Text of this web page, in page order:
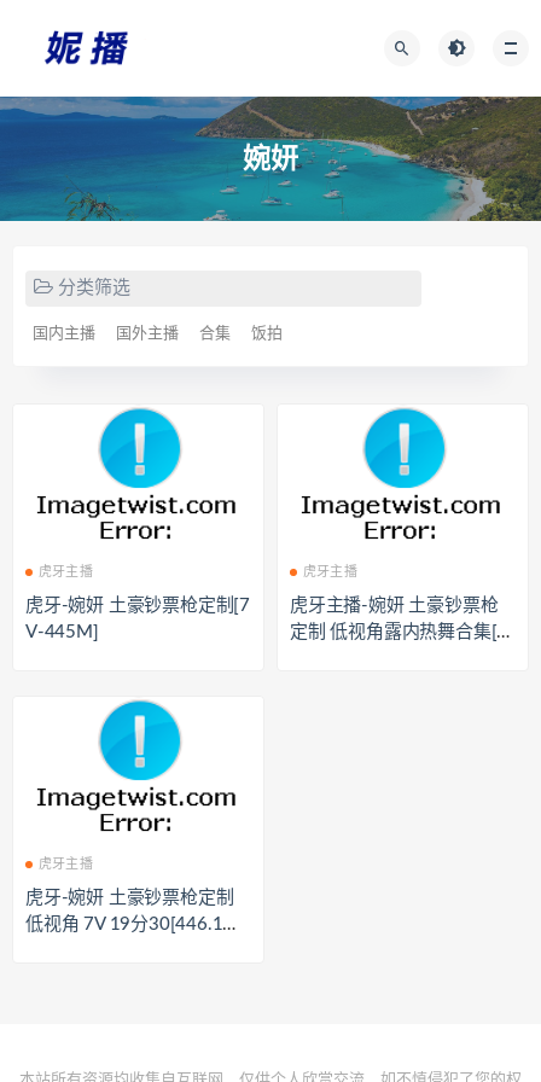
婉妍
分类筛选
国内主播 国外主播 合集 饭拍
虎牙主播
虎牙-婉妍 土豪钞票枪定制[7
V-445M]
虎牙主播
虎牙主播-婉妍 土豪钞票枪
定制 低视角露内热舞合集[7
虎牙主播
虎牙-婉妍 土豪钞票枪定制
低视角 7V 19分30[446.1M